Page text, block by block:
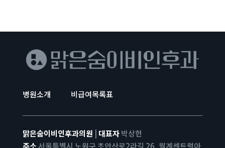
병원소개 비급여목록표
맑은숨이비인후과의원 대표자박상헌